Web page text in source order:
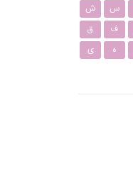
س
ش
ف
ق
ه ی